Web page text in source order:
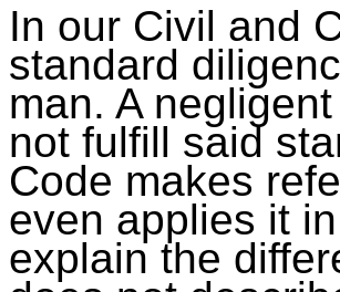
In our Civil and
standard
man. A
not fulfill said
Code makes
even applies it
explain the